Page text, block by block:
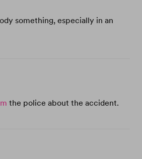
something, especially in an
the police about the accident.